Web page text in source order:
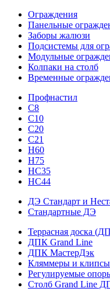
Ограждения
Панельные
Заборы жалюзи
Подсистемы для
Модульные
Колпаки на столб
Временные
Профнастил
С8
С10
С20
С21
H60
H75
HС35
НС44
ДЭ Стандарт и
Стандартные ДЭ
Террасная доска
ДПК Grand Line
ДПК МастерДэк
Кляммеры и
Регулируемые
Столб Grand Line